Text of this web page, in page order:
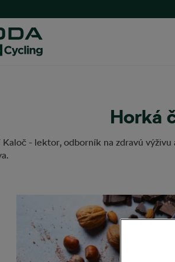
Horká
Kaloč - lektor, odborník na zdravú